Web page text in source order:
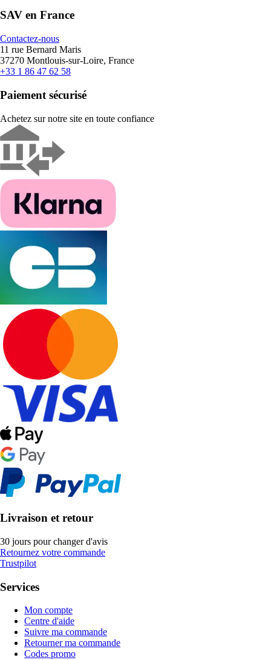
SAV en France
Contactez-nous
11 rue Bernard Maris
37270 Montlouis-sur-Loire, France
+33 1 86 47 62 58
Paiement sécurisé
Achetez sur notre site en toute confiance
Livraison et retour
30 jours pour changer d'avis
Retournez votre commande
Trustpilot
Services
Mon compte
Centre d'aide
Suivre ma commande
Retourner ma commande
Codes promo